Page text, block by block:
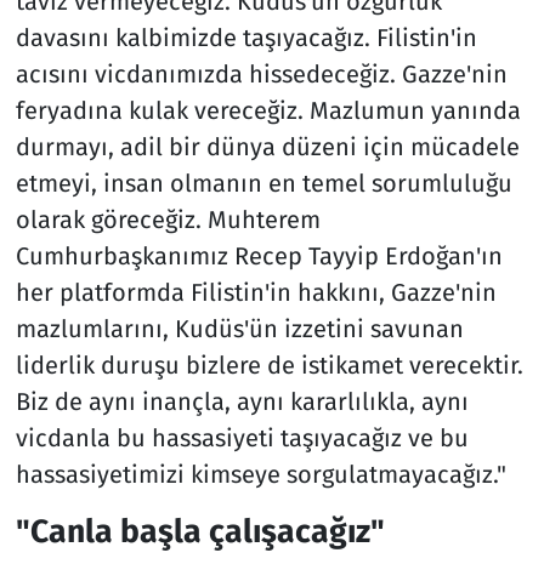
davasını kalbimizde taşıyacağız. Filistin'in
acısını vicdanımızda hissedeceğiz. Gazze'nin
feryadına kulak vereceğiz. Mazlumun yanında
durmayı, adil bir dünya düzeni için mücadele
etmeyi, insan olmanın en temel sorumluluğu
olarak göreceğiz. Muhterem
Cumhurbaşkanımız Recep Tayyip Erdoğan'ın
her platformda Filistin'in hakkını, Gazze'nin
mazlumlarını, Kudüs'ün izzetini savunan
liderlik duruşu bizlere de istikamet verecektir.
Biz de aynı inançla, aynı kararlılıkla, aynı
vicdanla bu hassasiyeti taşıyacağız ve bu
hassasiyetimizi kimseye sorgulatmayacağız."
"Canla başla çalışacağız"